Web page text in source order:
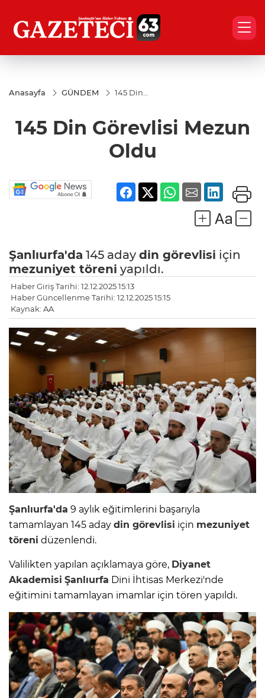
Anasayfa GÜNDEM
145 Din
Oldu
145 Din Görevlisi Mezun
Oldu
Şanlıurfa'da 145 aday din görevlisi için
mezuniyet töreni yapıldı.
Haber Giriş Tarihi: 12.12.2025 15:13
Haber Güncellenme Tarihi: 12.12.2025 15:15
Kaynak: AA
Şanlıurfa'da 9 aylık eğitimlerini başarıyla
tamamlayan 145 aday din görevlisi için mezuniyet
töreni düzenlendi.
Valilikten yapılan açıklamaya göre, Diyanet
Akademisi Şanlıurfa Dini İhtisas Merkezi'nde
eğitimini tamamlayan imamlar için tören yapıldı.